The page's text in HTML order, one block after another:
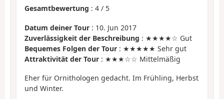
Gesamtbewertung : 4 / 5
Datum deiner Tour : 10. Jun 2017
Zuverlässigkeit der Beschreibung : ★★★★☆ Gut
Bequemes Folgen der Tour : ★★★★★ Sehr gut
Attraktivität der Tour : ★★★☆☆ Mittelmäßig
Eher für Ornithologen gedacht. Im Frühling, Herbst
und Winter.